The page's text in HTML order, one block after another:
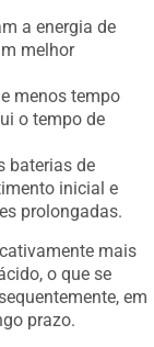
a energia de
melhor
menos tempo
o tempo de
baterias de
inicial e
prolongadas.
mais
o que se
em
prazo.